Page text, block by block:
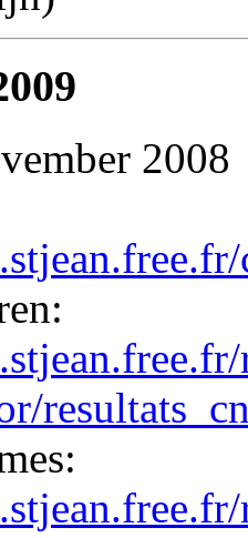
2008